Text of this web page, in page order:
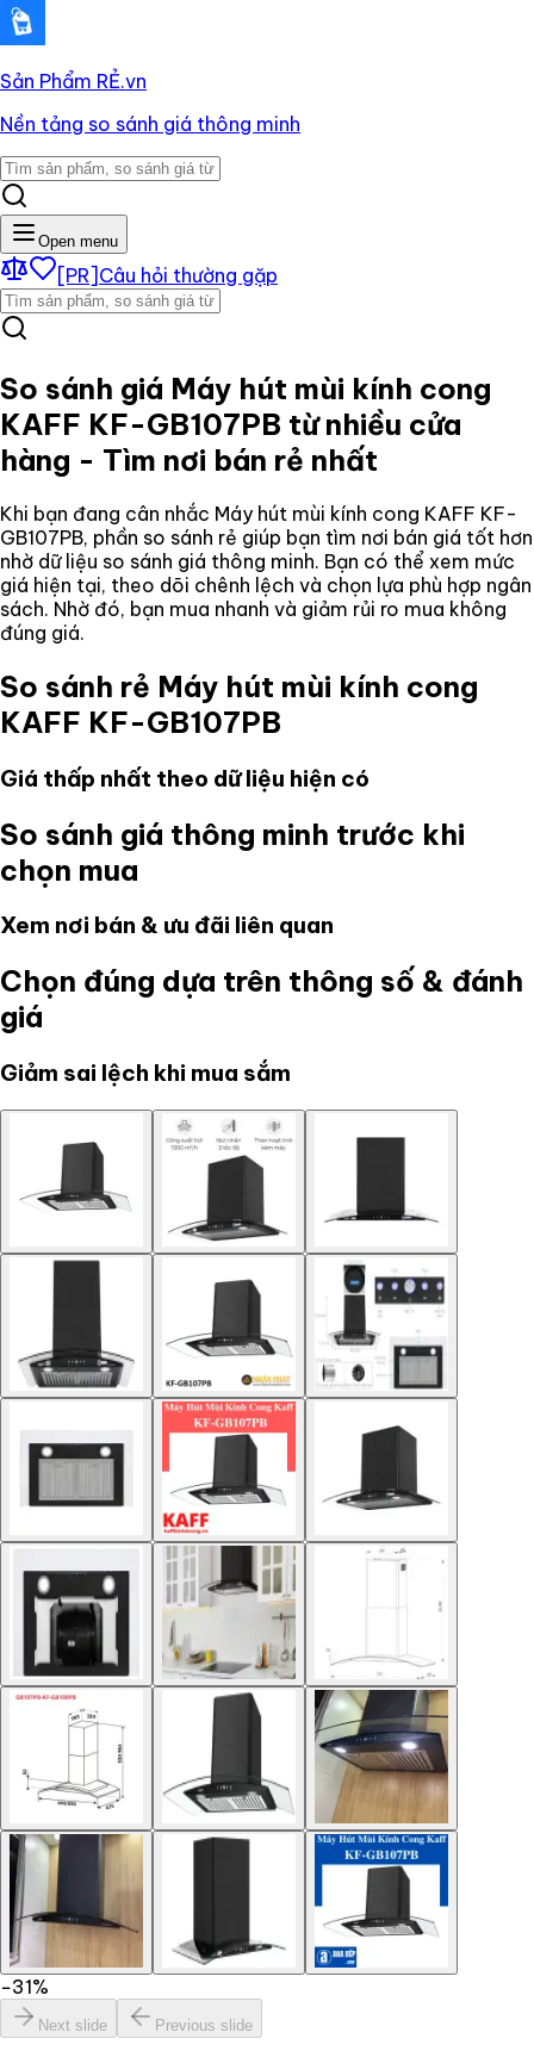
Sản Phẩm RẺ.vn
Nền tảng so sánh giá thông minh
Open menu
[PR] Câu hỏi thường gặp
So sánh giá Máy hút mùi kính cong
KAFF KF-GB107PB từ nhiều cửa
hàng - Tìm nơi bán rẻ nhất
Khi bạn đang cân nhắc Máy hút mùi kính cong KAFF KF-
GB107PB, phần so sánh rẻ giúp bạn tìm nơi bán giá tốt hơn
nhờ dữ liệu so sánh giá thông minh. Bạn có thể xem mức
giá hiện tại, theo dõi chênh lệch và chọn lựa phù hợp ngân
sách. Nhờ đó, bạn mua nhanh và giảm rủi ro mua không
đúng giá.
So sánh rẻ Máy hút mùi kính cong
KAFF KF-GB107PB
Giá thấp nhất theo dữ liệu hiện có
So sánh giá thông minh trước khi
chọn mua
Xem nơi bán & ưu đãi liên quan
Chọn đúng dựa trên thông số & đánh
giá
Giảm sai lệch khi mua sắm
−31%
Next slide Previous slide